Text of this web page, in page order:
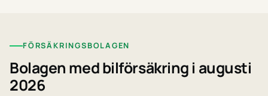
FÖRSÄKRINGSBOLAGEN
Bolagen med bilförsäkring i augusti
2026